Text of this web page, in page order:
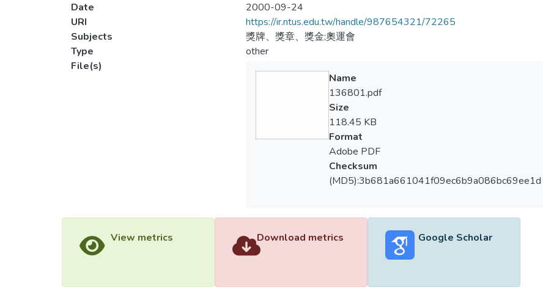
Date
2000-09-24
URI
https://ir.ntus.edu.tw/handle/987654321/72265
Subjects
獎牌、獎章、獎金;奧運會
Type
other
File(s)
Name
136801.pdf
Size
118.45 KB
Format
Adobe PDF
Checksum
(MD5):3b681a661041f09ec6b9a086bc69ee1d
View metrics Download metrics Google Scholar